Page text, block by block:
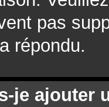
pas
répondu.
je ajouter